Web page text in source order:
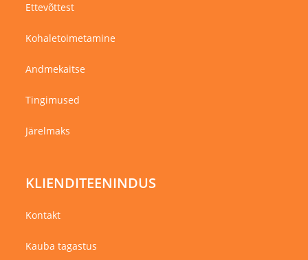
Ettevõttest
Kohaletoimetamine
Andmekaitse
Tingimused
Järelmaks
KLIENDITEENINDUS
Kontakt
Kauba tagastus